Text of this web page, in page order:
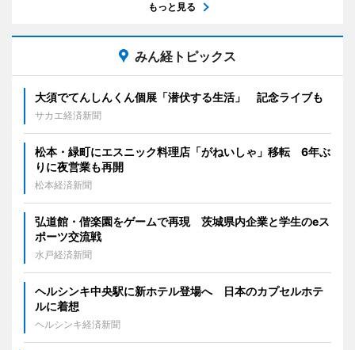
もっと見る
みん経トピックス
大須でてんしんくん個展「潜伏する生活」 記念ライブも
サカエ経済新聞
松本・緑町にエスニック料理店「がねいしゃ」移転 6年ぶ
りに夜営業も再開
松本経済新聞
弘道館・偕楽園をゲームで再現 茨城県内企業と学生のeス
ポーツ交流戦
水戸経済新聞
ヘルシンキ中央駅に新ホテル登場へ 日本のカプセルホテ
ルに着想
ヘルシンキ経済新聞